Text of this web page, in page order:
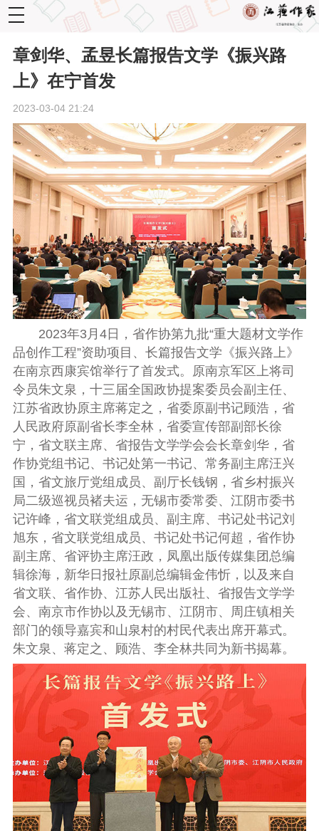
toggle
navigation
章剑华、孟昱长篇报告文学《振兴路
上》在宁首发
2023-03-04 21:24
2023年3月4日，省作协第九批“重大题材文学作
品创作工程”资助项目、长篇报告文学《振兴路上》
在南京西康宾馆举行了首发式。原南京军区上将司
令员朱文泉，十三届全国政协提案委员会副主任、
江苏省政协原主席蒋定之，省委原副书记顾浩，省
人民政府原副省长李全林，省委宣传部副部长徐
宁，省文联主席、省报告文学学会会长章剑华，省
作协党组书记、书记处第一书记、常务副主席汪兴
国，省文旅厅党组成员、副厅长钱钢，省乡村振兴
局二级巡视员褚夫运，无锡市委常委、江阴市委书
记许峰，省文联党组成员、副主席、书记处书记刘
旭东，省文联党组成员、书记处书记何超，省作协
副主席、省评协主席汪政，凤凰出版传媒集团总编
辑徐海，新华日报社原副总编辑金伟忻，以及来自
省文联、省作协、江苏人民出版社、省报告文学学
会、南京市作协以及无锡市、江阴市、周庄镇相关
部门的领导嘉宾和山泉村的村民代表出席开幕式。
朱文泉、蒋定之、顾浩、李全林共同为新书揭幕。